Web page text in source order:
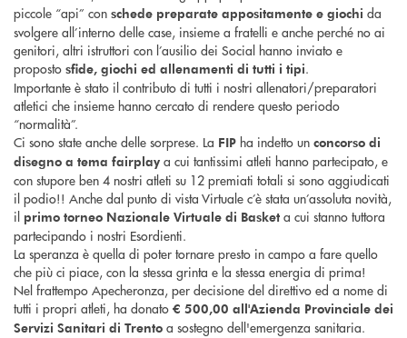
piccole “api” con schede preparate appositamente e giochi da
svolgere all’interno delle case, insieme a fratelli e anche perché no ai
genitori, altri istruttori con l’ausilio dei Social hanno inviato e
proposto sfide, giochi ed allenamenti di tutti i tipi.
Importante è stato il contributo di tutti i nostri allenatori/preparatori
atletici che insieme hanno cercato di rendere questo periodo
“normalità”.
Ci sono state anche delle sorprese. La FIP ha indetto un concorso di
disegno a tema fairplay a cui tantissimi atleti hanno partecipato, e
con stupore ben 4 nostri atleti su 12 premiati totali si sono aggiudicati
il podio!! Anche dal punto di vista Virtuale c’è stata un’assoluta novità,
il primo torneo Nazionale Virtuale di Basket a cui stanno tuttora
partecipando i nostri Esordienti.
La speranza è quella di poter tornare presto in campo a fare quello
che più ci piace, con la stessa grinta e la stessa energia di prima!
Nel frattempo Apecheronza, per decisione del direttivo ed a nome di
tutti i propri atleti, ha donato € 500,00 all'Azienda Provinciale dei
Servizi Sanitari di Trento a sostegno dell'emergenza sanitaria.